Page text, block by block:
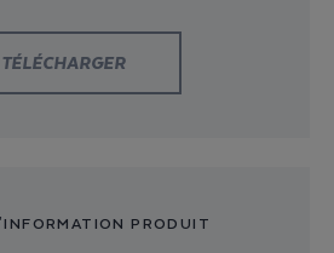
TÉLÉCHARGER
PRODUIT